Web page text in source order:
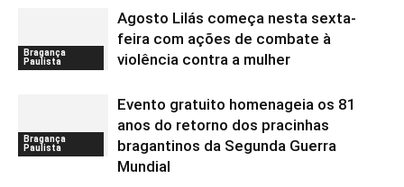
Bragança
Paulista
Agosto Lilás começa nesta sexta-
feira com ações de combate à
violência contra a mulher
Bragança
Paulista
Evento gratuito homenageia os 81
anos do retorno dos pracinhas
bragantinos da Segunda Guerra
Mundial